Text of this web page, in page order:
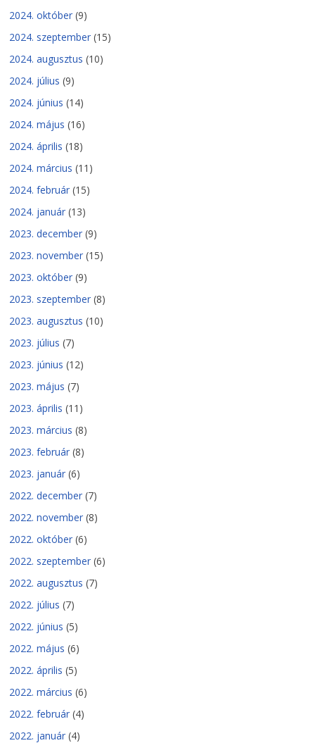
2024. október (9)
2024. szeptember (15)
2024. augusztus (10)
2024. július (9)
2024. június (14)
2024. május (16)
2024. április (18)
2024. március (11)
2024. február (15)
2024. január (13)
2023. december (9)
2023. november (15)
2023. október (9)
2023. szeptember (8)
2023. augusztus (10)
2023. július (7)
2023. június (12)
2023. május (7)
2023. április (11)
2023. március (8)
2023. február (8)
2023. január (6)
2022. december (7)
2022. november (8)
2022. október (6)
2022. szeptember (6)
2022. augusztus (7)
2022. július (7)
2022. június (5)
2022. május (6)
2022. április (5)
2022. március (6)
2022. február (4)
2022. január (4)